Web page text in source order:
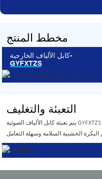
مخطط المنتج
كابل الألياف الخارجية-
GYFXTZS
التعبئة والتغليف
يتم تعبئة كابل الألياف الضوئية GYFXTZS على بكرات خشبية. نحن نقدم خدمات OEM